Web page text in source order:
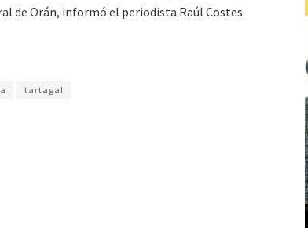
de Orán, informó el periodista Raúl Costes.
tartagal